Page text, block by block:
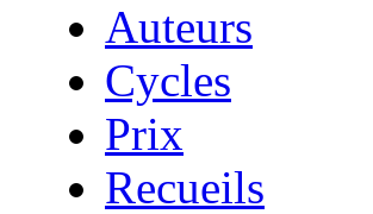
Auteurs
Cycles
Prix
Recueils